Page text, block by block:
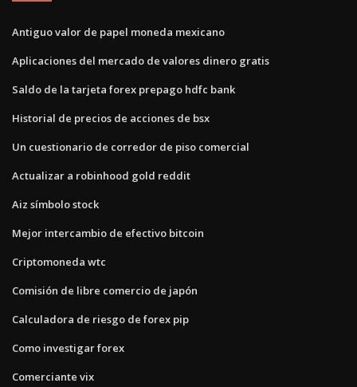
Antiguo valor de papel moneda mexicano
Aplicaciones del mercado de valores dinero gratis
Saldo de la tarjeta forex prepago hdfc bank
Historial de precios de acciones de bsx
Un cuestionario de corredor de piso comercial
Actualizar a robinhood gold reddit
Aiz símbolo stock
Mejor intercambio de efectivo bitcoin
Criptomoneda wtc
Comisión de libre comercio de japón
Calculadora de riesgo de forex pip
Como investigar forex
Comerciante vix